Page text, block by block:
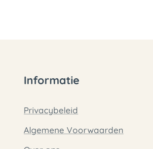
Informatie
Privacybeleid
Algemene Voorwaarden